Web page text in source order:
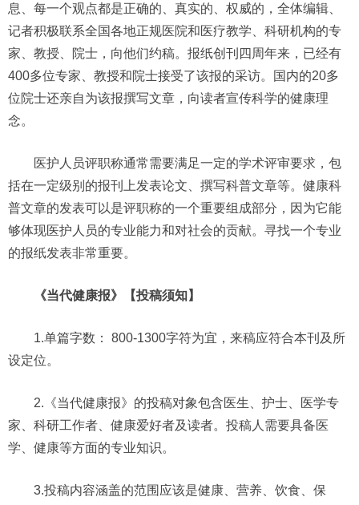
息、每一个观点都是正确的、真实的、权威的，全体编辑、
记者积极联系全国各地正规医院和医疗教学、科研机构的专
家、教授、院士，向他们约稿。报纸创刊四周年来，已经有
400多位专家、教授和院士接受了该报的采访。国内的20多
位院士还亲自为该报撰写文章，向读者宣传科学的健康理
念。
医护人员评职称通常需要满足一定的学术评审要求，包
括在一定级别的报刊上发表论文、撰写科普文章等。健康科
普文章的发表可以是评职称的一个重要组成部分，因为它能
够体现医护人员的专业能力和对社会的贡献。寻找一个专业
的报纸发表非常重要。
《当代健康报》【投稿须知】
1.单篇字数： 800-1300字符为宜，来稿应符合本刊及所
设定位。
2.《当代健康报》的投稿对象包含医生、护士、医学专
家、科研工作者、健康爱好者及读者。投稿人需要具备医
学、健康等方面的专业知识。
3.投稿内容涵盖的范围应该是健康、营养、饮食、保